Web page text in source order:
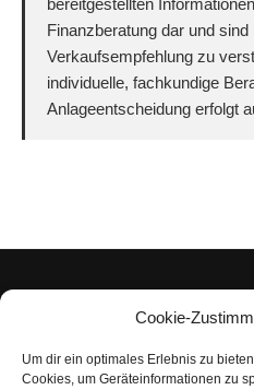
Cookie-
Um dir ein optimales Erlebnis zu
Cookies, um Geräteinformationen zu
bereitgestellten
Finanzberatung dar und
Verkaufsempfehlung zu
individuelle, fachkundige
Anlageentscheidung erfolgt
Impressum